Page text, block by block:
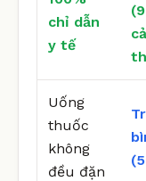
chỉ dẫn
y tế
Uống
thuốc
không
đều đặn